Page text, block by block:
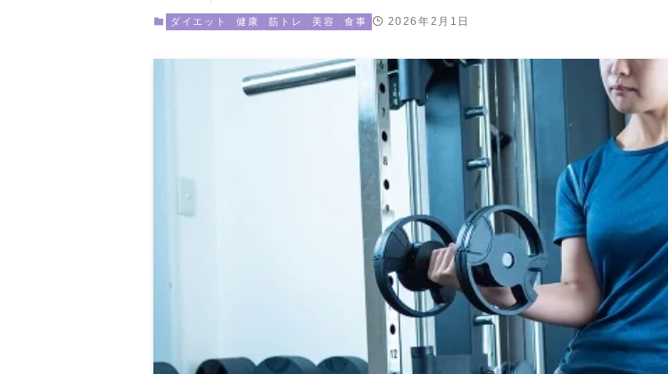
ダイエット 健康 筋トレ 美容 食事 2026年2月1日